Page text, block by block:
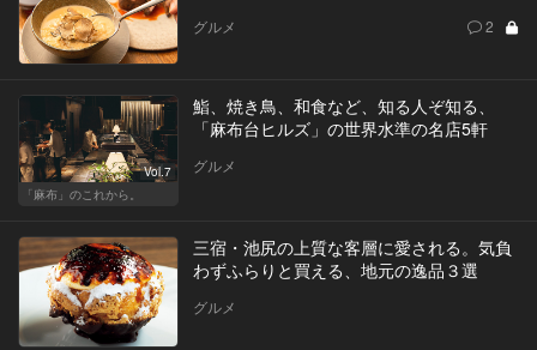
グルメ 2
Vol.7
「麻布」のこれから。
鮨、焼き鳥、和食など、知る人ぞ知る、
「麻布台ヒルズ」の世界水準の名店5軒
グルメ
三宿・池尻の上質な客層に愛される。気負
わずふらりと買える、地元の逸品３選
グルメ